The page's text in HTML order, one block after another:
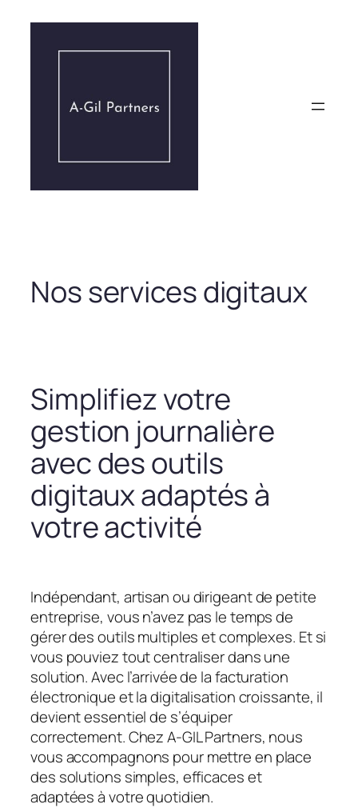
contenu
Nos services digitaux
Simplifiez votre
gestion journalière
avec des outils
digitaux adaptés à
votre activité
Indépendant, artisan ou dirigeant de petite
entreprise, vous n’avez pas le temps de
gérer des outils multiples et complexes. Et si
vous pouviez tout centraliser dans une
solution. Avec l’arrivée de la facturation
électronique et la digitalisation croissante, il
devient essentiel de s’équiper
correctement. Chez A-GIL Partners, nous
vous accompagnons pour mettre en place
des solutions simples, efficaces et
adaptées à votre quotidien.